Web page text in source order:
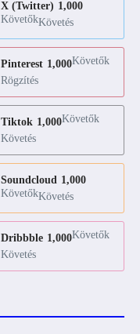
X (Twitter) 1,000
KövetőkKövetés
Pinterest 1,000Követők
Rögzítés
Tiktok 1,000Követők
Követés
Soundcloud 1,000
KövetőkKövetés
Dribbble 1,000Követők
Követés